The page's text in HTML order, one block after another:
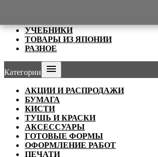
УЧЕБНИКИ
ТОВАРЫ ИЗ ЯПОНИИ
РАЗНОЕ
Категории 
АКЦИИ И РАСПРОДАЖИ
БУМАГА
КИСТИ
ТУШЬ И КРАСКИ
АКСЕССУАРЫ
ГОТОВЫЕ ФОРМЫ
ОФОРМЛЕНИЕ РАБОТ
ПЕЧАТИ